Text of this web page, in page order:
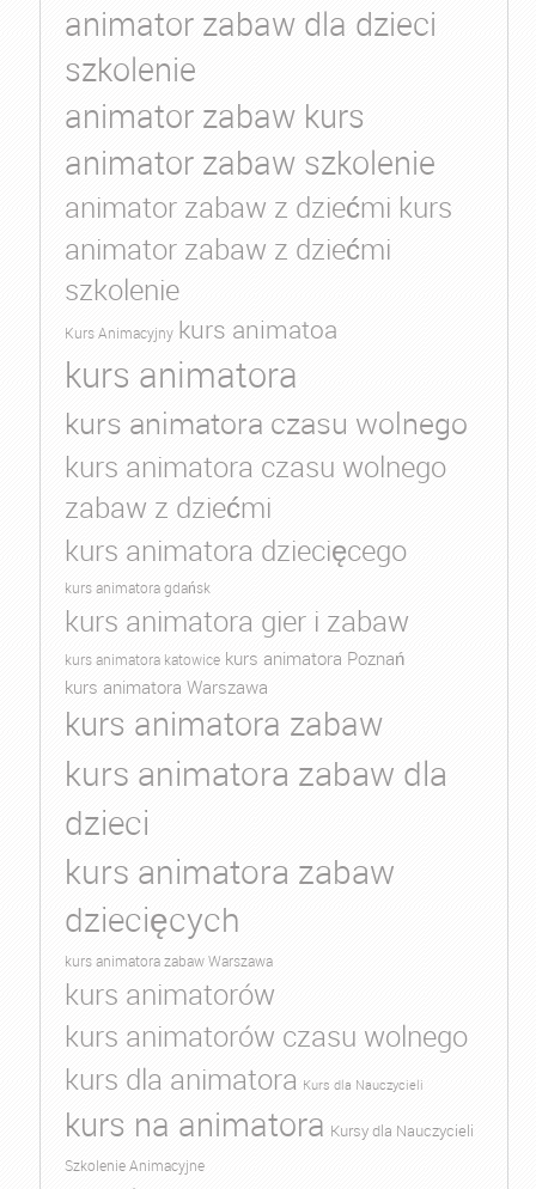
animator zabaw dla dzieci
szkolenie
animator zabaw kurs
animator zabaw szkolenie
animator zabaw z dziećmi kurs
animator zabaw z dziećmi
szkolenie
Kurs Animacyjny kurs animatoa
kurs animatora
kurs animatora czasu wolnego
kurs animatora czasu wolnego
zabaw z dziećmi
kurs animatora dziecięcego
kurs animatora gdańsk
kurs animatora gier i zabaw
kurs animatora katowice kurs animatora Poznań
kurs animatora Warszawa
kurs animatora zabaw
kurs animatora zabaw dla
dzieci
kurs animatora zabaw
dziecięcych
kurs animatora zabaw Warszawa
kurs animatorów
kurs animatorów czasu wolnego
kurs dla animatora Kurs dla Nauczycieli
kurs na animatora Kursy dla Nauczycieli
Szkolenie Animacyjne